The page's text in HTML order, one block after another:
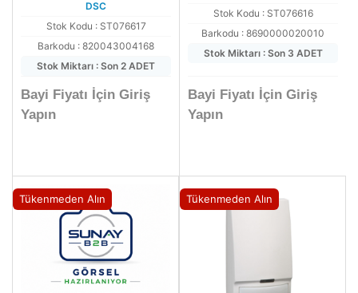
DSC
Stok Kodu : ST076617
Barkodu : 820043004168
Stok Miktarı : Son 2 ADET
Bayi Fiyatı İçin Giriş
Yapın
Stok Kodu : ST076616
Barkodu : 8690000020010
Stok Miktarı : Son 3 ADET
Bayi Fiyatı İçin Giriş
Yapın
Tükenmeden Alın Tükenmeden Alın